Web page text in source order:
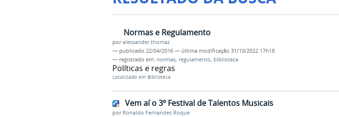
Normas e Regulamento
poralessander.thomaz
— publicado 22/04/2016 — última modificação 31/10/2022 17h18
— registrado em: normas, regulamento, biblioteca
Políticas e regras
Localizado em Biblioteca
Vem aí o 3º Festival de Talentos Musicais
por Ronaldo Fernandes Roque